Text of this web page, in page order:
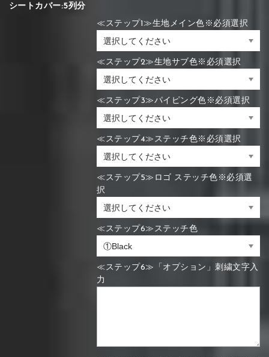
シートカバー:5列分
≪ステップ1≫生地メイン色※必須選択
≪ステップ2≫生地サブ色※必須選択
≪ステップ3≫パイピング色※必須選択
≪ステップ4≫ステッチ色※必須選択
≪ステップ5≫ロゴ ステッチ色※必須選
択
≪ステップ6≫ステッチ色
≪ステップ6≫「オプション」刺繍文字入
力